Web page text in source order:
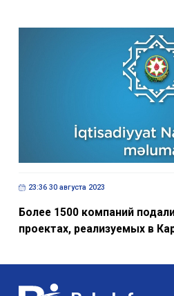
23:36 30 августа 2023
Более 1500 компаний
проектах, реализуемых в